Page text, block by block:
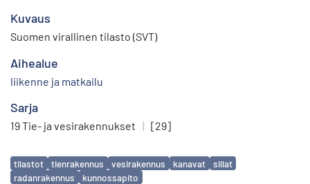
Kuvaus
Suomen virallinen tilasto (SVT)
Aihealue
liikenne ja matkailu
Sarja
19 Tie- ja vesirakennukset | [29]
Avainsanat
tilastot tienrakennus vesirakennus kanavat
sillat
radanrakennus
kunnossapito